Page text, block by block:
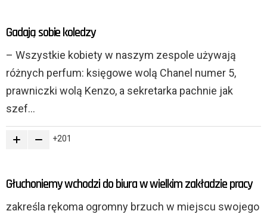
Gadają sobie koledzy
– Wszystkie kobiety w naszym zespole używają
różnych perfum: księgowe wolą Chanel numer 5,
prawniczki wolą Kenzo, a sekretarka pachnie jak
szef…
201
Głuchoniemy wchodzi do biura w wielkim zakładzie pracy
zakreśla rękoma ogromny brzuch w miejscu swojego